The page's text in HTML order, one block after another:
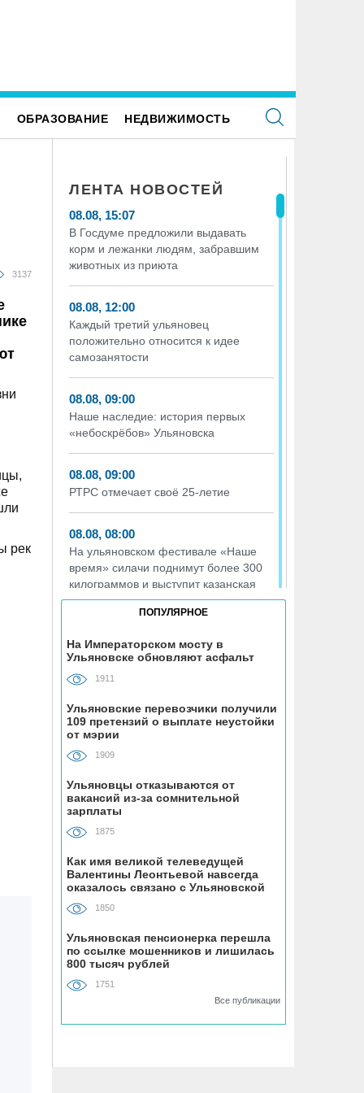
ОБРАЗОВАНИЕ НЕДВИЖИМОСТЬ
3137
рек
ЛЕНТА НОВОСТЕЙ
08.08, 15:07
В Госдуме предложили выдавать
корм и лежанки людям, забравшим
животных из приюта
08.08, 12:00
Каждый третий ульяновец
положительно относится к идее
самозанятости
08.08, 09:00
Наше наследие: история первых
«небоскрёбов» Ульяновска
08.08, 09:00
РТРС отмечает своё 25-летие
08.08, 08:00
На ульяновском фестивале «Наше
время» силачи поднимут более 300
килограммов и выступит казанская
группа «Мураками»
07.08, 19:56
На участке проспекта Гая в
Ульяновске запретили остановку
07.08, 19:30
В «Молодёжном» парке Ульяновска
площадку
07.08, 18:43
благоустраивают место воинского
захоронения
07.08, 18:00
До +34 градусов раскалится воздух в
Ульяновской области в субботу
07.08, 17:35
на спорт и здоровый образ жизни
ПОПУЛЯРНОЕ
На Императорском мосту в
Ульяновске обновляют асфальт
1911
Ульяновские перевозчики получили
109 претензий о выплате неустойки
от мэрии
1909
Ульяновцы отказываются от
вакансий из-за сомнительной
зарплаты
1875
Как имя великой телеведущей
Валентины Леонтьевой навсегда
оказалось связано с Ульяновской
областью
1850
Ульяновская пенсионерка перешла
по ссылке мошенников и лишилась
800 тысяч рублей
1751
Все публикации